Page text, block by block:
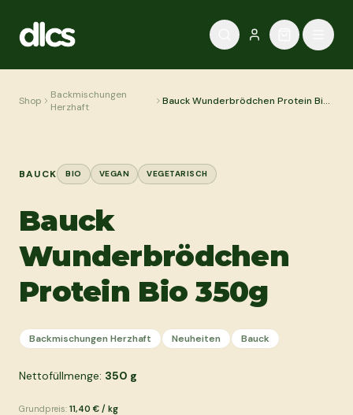
Shop
Backmischungen
Herzhaft
Bauck Wunderbrödchen Protein Bio
BAUCK BIO VEGAN VEGETARISCH
Bauck
Wunderbrödchen
Protein Bio 350g
Backmischungen Herzhaft Neuheiten Bauck
Nettofüllmenge: 350 g
Grundpreis: 11,40 € / kg